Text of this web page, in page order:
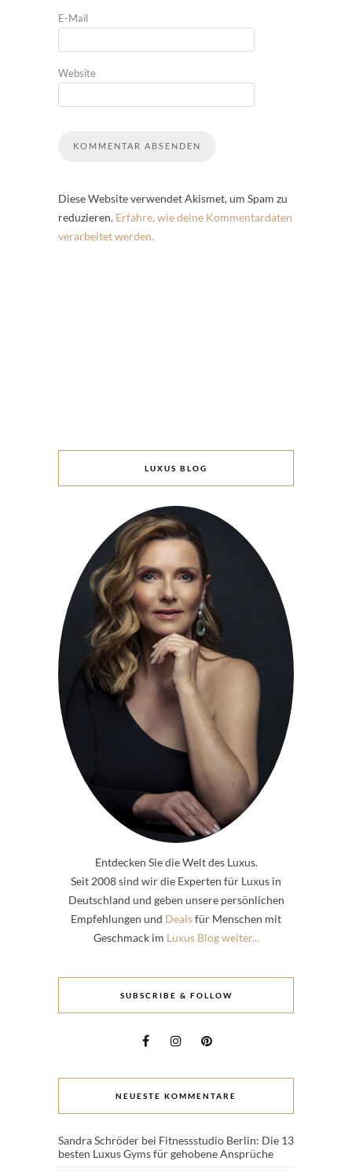
E-Mail
Website
Diese Website verwendet Akismet, um Spam zu
reduzieren. Erfahre, wie deine Kommentardaten
verarbeitet werden.
LUXUS BLOG
Entdecken Sie die Welt des Luxus.
Seit 2008 sind wir die Experten für Luxus in
Deutschland und geben unsere persönlichen
Empfehlungen und Dealsfür Menschen mit
Geschmack im Luxus Blog weiter...
SUBSCRIBE & FOLLOW
NEUESTE KOMMENTARE
Sandra Schröder bei Fitnessstudio Berlin: Die 13
besten Luxus Gyms für gehobene Ansprüche